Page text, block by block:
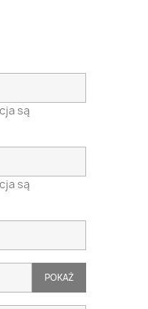
są
są
POKAŻ